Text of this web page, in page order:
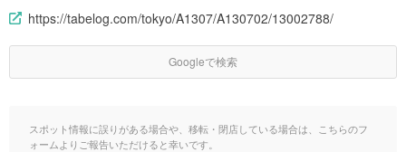
https://tabelog.com/tokyo/A1307/A130702/13002788/
Googleで検索
スポット情報に誤りがある場合や、移転・閉店している場合は、こちらのフ
ォームよりご報告いただけると幸いです。